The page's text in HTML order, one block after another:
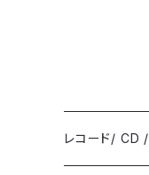
レコード/